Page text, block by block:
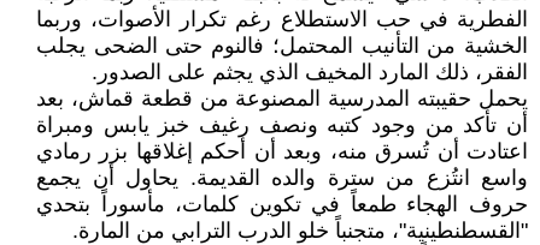
الفطرية في حب الاستطلاع رغم تكرار الأصوات، وربما
الخشية من التأنيب المحتمل؛ فالنوم حتى الضحى يجلب
الفقر، ذلك المارد المخيف الذي يجثم على الصدور.
يحمل حقيبته المدرسية المصنوعة من قطعة قماش، بعد
أن تأكد من وجود كتبه ونصف رغيف خبز يابس ومبراة
اعتادت أن تُسرق منه، وبعد أن أحكم إغلاقها بزر رمادي
واسع انتُزع من سترة والده القديمة. يحاول أن يجمع
حروف الهجاء طمعاً في تكوين كلمات، مأسوراً بتحدي
"القسطنطينية"، متجنباً خلو الدرب الترابي من المارة.